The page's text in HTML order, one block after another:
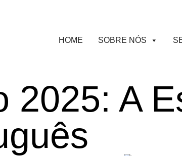
HOME SOBRE NÓS
2025: A